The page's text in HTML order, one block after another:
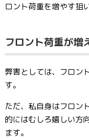
ロント荷重を増やす狙
フロント荷重が増
弊害としては、フロン
す。
ただ、私自身はフロン
的にはむしろ嬉しい方
ます。